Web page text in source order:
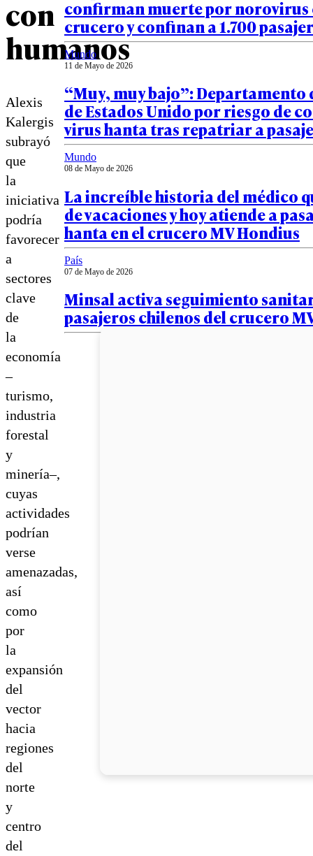
con
humanos
Alexis
Kalergis
subrayó
que
la
iniciativa
podría
favorecer
a
sectores
clave
de
la
economía
–
turismo,
industria
forestal
y
minería–,
cuyas
actividades
podrían
verse
amenazadas,
así
como
por
la
expansión
del
vector
hacia
regiones
del
norte
y
centro
del
confirman muerte por norovirus
crucero y confinan a 1.700
Mundo
11 de Mayo de 2026
“Muy, muy bajo”: Departamento
de Estados Unido por riesgo de
virus hanta tras repatriar a
Mundo
08 de Mayo de 2026
La increíble historia del médico
de vacaciones y hoy atiende a
hanta en el crucero MV Hondius
País
07 de Mayo de 2026
Minsal activa seguimiento
pasajeros chilenos del crucero